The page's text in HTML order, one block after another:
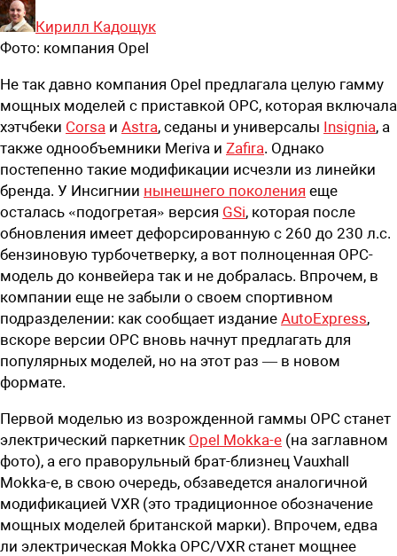
Кирилл Кадощук
Фото: компания Opel
Не так давно компания Opel предлагала целую гамму
мощных моделей с приставкой OPC, которая включала
хэтчбеки Corsa и Astra, седаны и универсалы Insignia, а
также однообъемники Meriva и Zafira. Однако
постепенно такие модификации исчезли из линейки
бренда. У Инсигнии нынешнего поколения еще
осталась «подогретая» версия GSi, которая после
обновления имеет дефорсированную с 260 до 230 л.с.
бензиновую турбочетверку, а вот полноценная OPC-
модель до конвейера так и не добралась. Впрочем, в
компании еще не забыли о своем спортивном
подразделении: как сообщает издание AutoExpress,
вскоре версии OPC вновь начнут предлагать для
популярных моделей, но на этот раз — в новом
формате.
Первой моделью из возрожденной гаммы OPC станет
электрический паркетник Opel Mokka-e (на заглавном
фото), а его праворульный брат-близнец Vauxhall
Mokka-e, в свою очередь, обзаведется аналогичной
модификацией VXR (это традиционное обозначение
мощных моделей британской марки). Впрочем, едва
ли электрическая Mokka OPC/VXR станет мощнее